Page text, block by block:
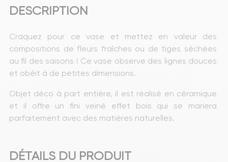
DESCRIPTION
Craquez pour ce vase et mettez en valeur des
compositions de fleurs fraîches ou de tiges séchées
au fil des saisons ! Ce vase observe des lignes douces
et obéit à de petites dimensions.
Objet déco à part entière, il est réalisé en céramique
et il offre un fini veiné effet bois qui se mariera
parfaitement avec des matières naturelles.
DÉTAILS DU PRODUIT